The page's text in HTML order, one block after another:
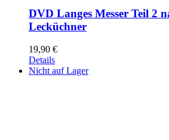
DVD Langes Messer Teil 2
Lecküchner
19,90 €
Details
Nicht auf Lager